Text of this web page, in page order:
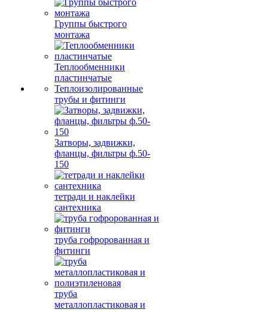
Группы быстрого
монтажа
Теплообменники
пластинчатые
Теплоизолированные
трубы и фитинги
Затворы, задвижки,
фланцы, фильтры ф.50-
150
тетради и наклейки
сантехника
труба гофророванная и
фитинги
труба
металлопластиковая и